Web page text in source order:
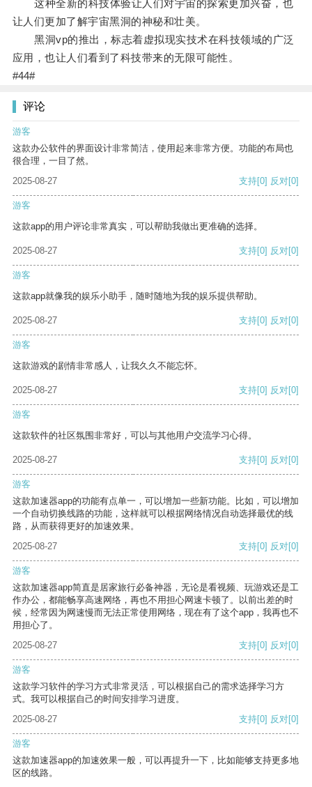
这种全新的科技体验让人们对宇宙的探索更加兴奋，也
让人们更加了解宇宙黑洞的神秘和壮美。
黑洞vp的推出，标志着虚拟现实技术在科技领域的广泛
应用，也让人们看到了科技带来的无限可能性。
#44#
评论
游客
这款办公软件的界面设计非常简洁，使用起来非常方便。功能的布局也
很合理，一目了然。
2025-08-27
支持[0] 反对[0]
游客
这款app的用户评论非常真实，可以帮助我做出更准确的选择。
2025-08-27 支持[0] 反对[0]
游客
这款app就像我的娱乐小助手，随时随地为我的娱乐提供帮助。
2025-08-27 支持[0] 反对[0]
游客
这款游戏的剧情非常感人，让我久久不能忘怀。
2025-08-27 支持[0] 反对[0]
游客
这款软件的社区氛围非常好，可以与其他用户交流学习心得。
2025-08-27 支持[0] 反对[0]
游客
这款加速器app的功能有点单一，可以增加一些新功能。比如，可以增加
一个自动切换线路的功能，这样就可以根据网络情况自动选择最优的线
路，从而获得更好的加速效果。
2025-08-27
支持[0] 反对[0]
游客
这款加速器app简直是居家旅行必备神器，无论是看视频、玩游戏还是工
作办公，都能畅享高速网络，再也不用担心网速卡顿了。以前出差的时
候，经常因为网速慢而无法正常使用网络，现在有了这个app，我再也不
用担心了。
2025-08-27
支持[0] 反对[0]
游客
这款学习软件的学习方式非常灵活，可以根据自己的需求选择学习方
式。我可以根据自己的时间安排学习进度。
2025-08-27
支持[0] 反对[0]
游客
这款加速器app的加速效果一般，可以再提升一下，比如能够支持更多地
区的线路。